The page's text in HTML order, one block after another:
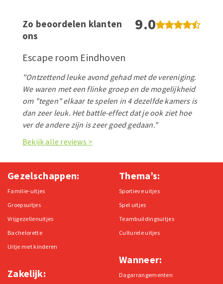
Zo beoordelen klanten
ons
9.0
Escape room Eindhoven
"Ontzettend leuke avond gehad met de vereniging.
We waren met een flinke groep en de mogelijkheid
om "tegen" elkaar te spelen in 4 dezelfde kamers is
dan zeer leuk. Het battle-effect dat je ook ziet hoe
ver de andere zijn is zeer goed gedaan."
Bekijk alle reviews >
Gezelschappen:
Familie-uitjes
Groepsuitjes
Vrijgezellenuitjes
Bachelorette
Uitje met kinderen
Zakelijk:
Thema’s:
Sportieve uitjes
Spel uitjes
Teambuildingsuitjes
Culturele uitjes
Wanneer:
Dagarrangementen